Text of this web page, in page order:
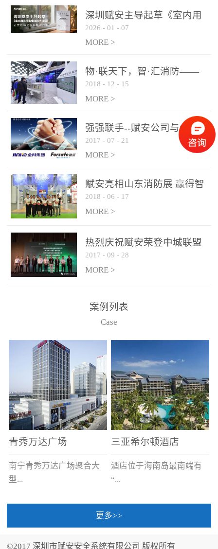
传统的火灾关测器无法被
及时缺发，不能及早发现
和有效扑救火火，这不仅
力和闲难，同时也将造成
巨大的经济损失和社会影
响，基至还会造成人员伤
亡。图像型火灾探测器正
是针对这种高大空间建筑
物的消防设施、设备通过
现场图像的实时获取、预
处理和特征提取分析，实
现火焰的跟踪和识别。能
更早的进行预警，达到早
报早防的效果。 系统构
成示意图： 图像型火灾
和监控端两大部分组成。
两者之间通过以太网相
联，一台监控主机最多可
从监控主机上获取，最多
只能接6台，超过的需从现
深圳赋安主导起草《室内用
光动能电池技术规程》 正式
布局光伏新能源产业
2026 - 01 - 07
MORE >
物·联天下，智·汇消防——
赋安F&S 2018上海消防展圆
满落幕
2018 - 12 - 15
MORE >
强强联手--赋安公司与金科
集团达成战略合作协议
2017 - 07 - 21
MORE >
赋安亮相山东消防展 赢得智
慧消防新荣耀
2018 - 06 - 17
MORE >
热烈庆祝赋安荣登中城联盟
联合采购战略合作平台
2017 - 09 - 28
MORE >
案例列表
Case
青秀万达广场
南宁青秀万达广场聚合大
型...
三亚希尔顿酒店
酒店位于海南岛最南端有
“...
中国的海岛天堂”之美称的
更多>>
©2017 深圳市赋安安全系统有限公司 版权所有